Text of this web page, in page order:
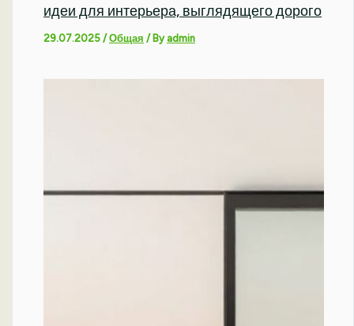
идеи для интерьера, выглядящего дорого
29.07.2025/Общая / Byadmin